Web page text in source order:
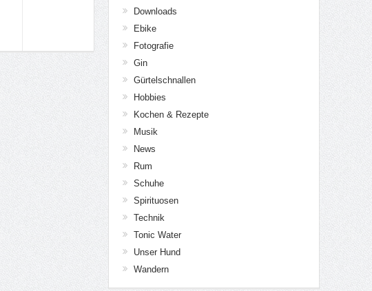
Downloads
Ebike
Fotografie
Gin
Gürtelschnallen
Hobbies
Kochen & Rezepte
Musik
News
Rum
Schuhe
Spirituosen
Technik
Tonic Water
Unser Hund
Wandern